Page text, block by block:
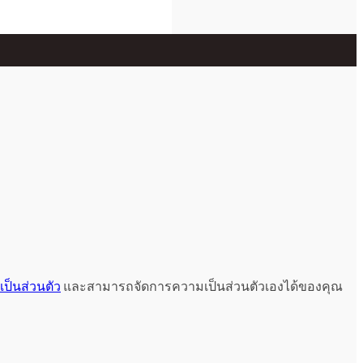
ป็นส่วนตัว และสามารถจัดการความเป็นส่วนตัวเองได้ของคุณ